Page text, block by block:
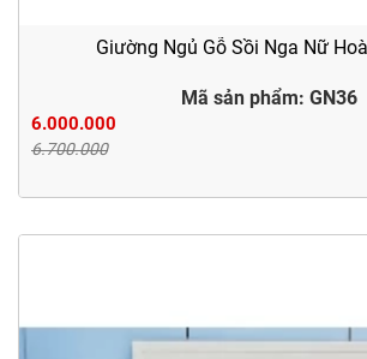
Giường Ngủ Gỗ Sồi Nga Nữ
Mã sản phẩm: GN36
6.000.000
6.700.000